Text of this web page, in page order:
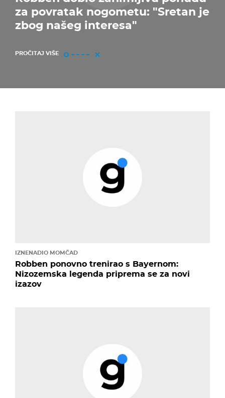
za povratak nogometu: "Sretan je
zbog našeg interesa"
PROČITAJ VIŠE
IZNENADIO MOMČAD
Robben ponovno trenirao s Bayernom:
Nizozemska legenda priprema se za novi
izazov